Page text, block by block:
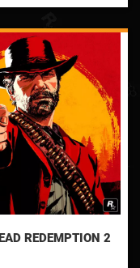
REDEMPTION 2